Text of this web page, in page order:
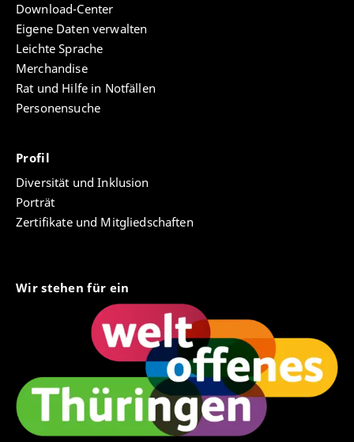
Download-Center
Eigene Daten verwalten
Leichte Sprache
Merchandise
Rat und Hilfe in Notfällen
Personensuche
Profil
Diversität und Inklusion
Porträt
Zertifikate und Mitgliedschaften
Wir stehen für ein